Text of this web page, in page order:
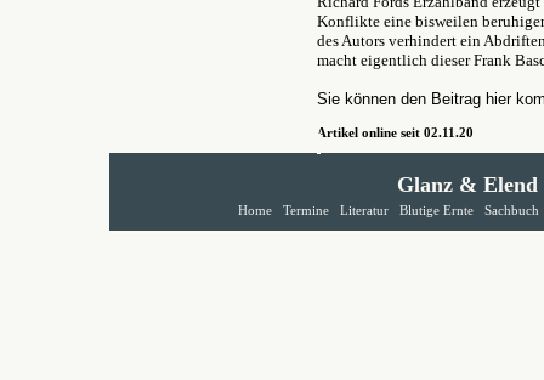
Konflikte eine bisweilen
des Autors verhindert ein
macht eigentlich dieser Frank
Sie können den Beitrag hier
Artikel online seit 02.11.20
Glanz & Elend
Home Termine Literatur Blutige Ernte Sachbuch